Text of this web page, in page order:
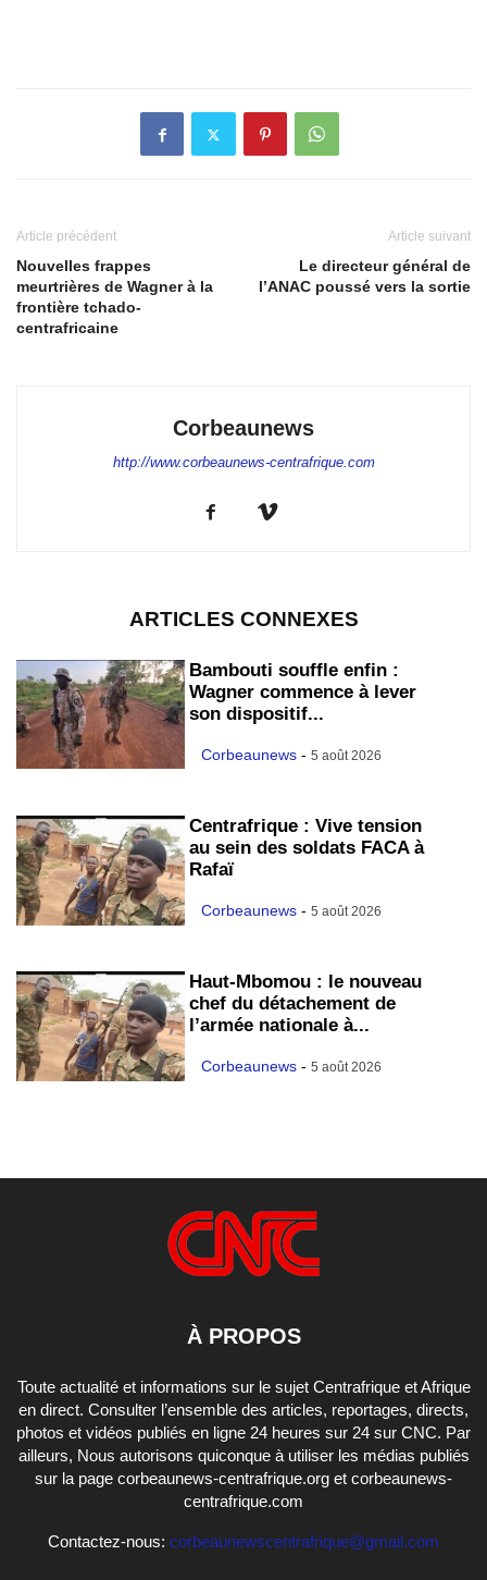
Article précédent
Nouvelles frappes
meurtrières de Wagner à la
frontière tchado-
centrafricaine
Article suivant
Le directeur général de
l’ANAC poussé vers la sortie
Corbeaunews
http://www.corbeaunews-centrafrique.com
ARTICLES CONNEXES
Bambouti souffle enfin :
Wagner commence à lever
son dispositif...
Corbeaunews - 5 août 2026
Centrafrique : Vive tension
au sein des soldats FACA à
Rafaï
Corbeaunews - 5 août 2026
Haut-Mbomou : le nouveau
chef du détachement de
l’armée nationale à...
Corbeaunews - 5 août 2026
À PROPOS
Toute actualité et informations sur le sujet Centrafrique et Afrique
en direct. Consulter l’ensemble des articles, reportages, directs,
photos et vidéos publiés en ligne 24 heures sur 24 sur CNC. Par
ailleurs, Nous autorisons quiconque à utiliser les médias publiés
sur la page corbeaunews-centrafrique.org et corbeaunews-
centrafrique.com
Contactez-nous: corbeaunewscentrafrique@gmail.com